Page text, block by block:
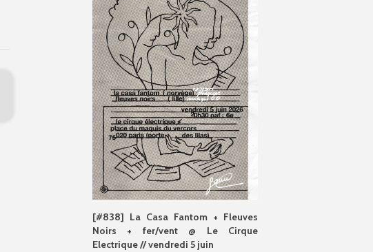
[#838] La Casa Fantom + Fleuves
Noirs + fer/vent @ Le Cirque
Electrique // vendredi 5 juin